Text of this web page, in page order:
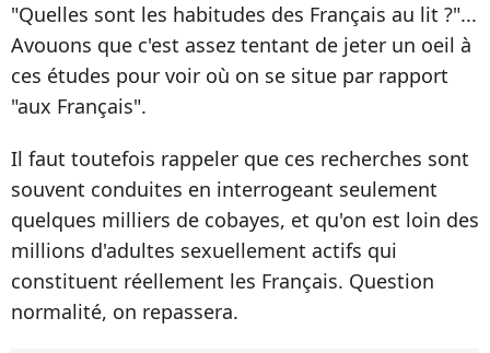
"Quelles sont les habitudes des Français au lit ?"...
Avouons que c'est assez tentant de jeter un oeil à
ces études pour voir où on se situe par rapport
"aux Français".
Il faut toutefois rappeler que ces recherches sont
souvent conduites en interrogeant seulement
quelques milliers de cobayes, et qu'on est loin des
millions d'adultes sexuellement actifs qui
constituent réellement les Français. Question
normalité, on repassera.